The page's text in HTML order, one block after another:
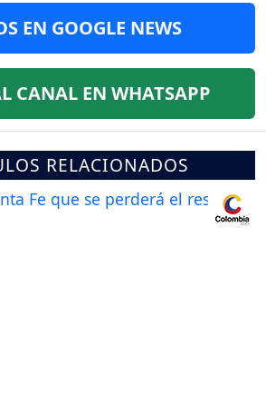
EN GOOGLE NEWS
CANAL EN WHATSAPP
RELACIONADOS